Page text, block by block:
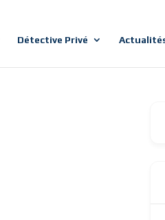
Détective Privé